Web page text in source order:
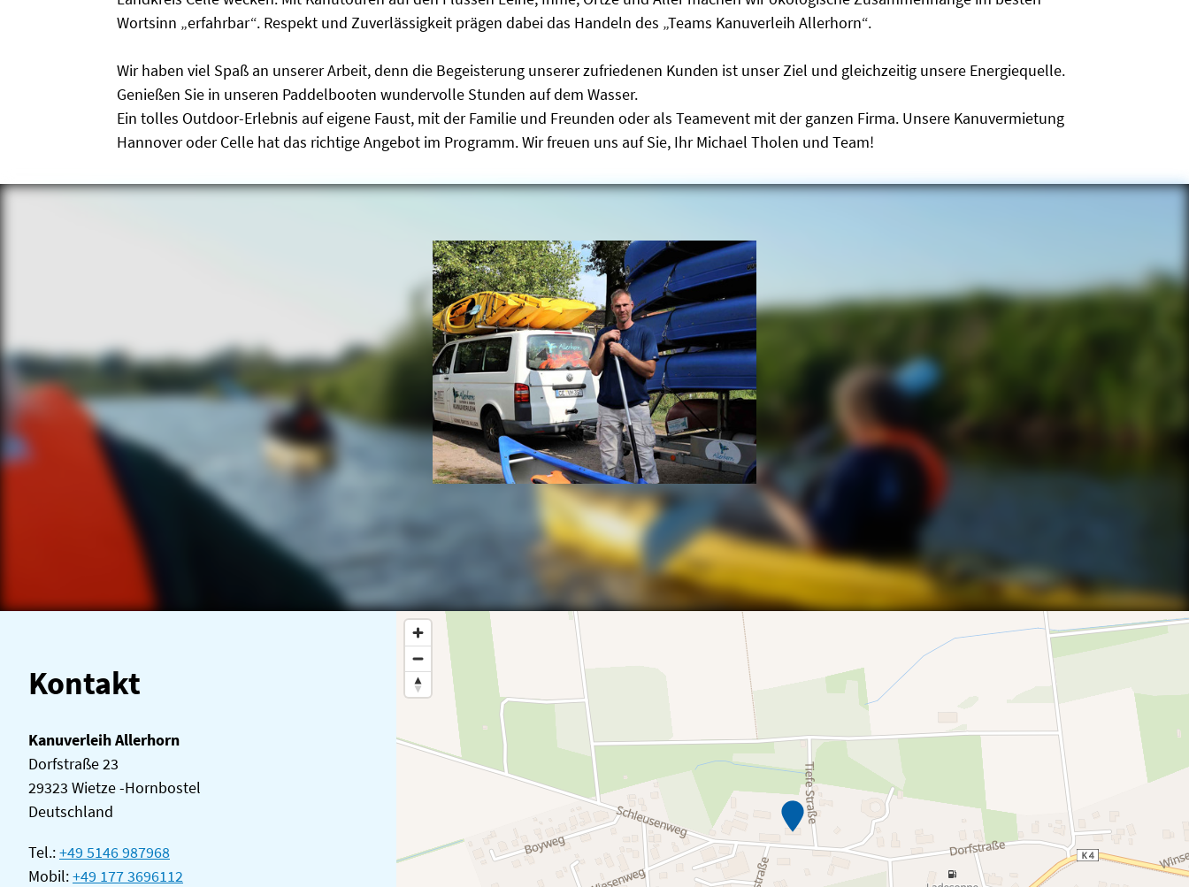
Wortsinn „erfahrbar“. Respekt und Zuverlässigkeit prägen dabei das Handeln des „Teams Kanuverleih Allerhorn“.
Wir haben viel Spaß an unserer Arbeit, denn die Begeisterung unserer zufriedenen Kunden ist unser Ziel und gleichzeitig unsere Energiequelle.
Genießen Sie in unseren Paddelbooten wundervolle Stunden auf dem Wasser.
Ein tolles Outdoor-Erlebnis auf eigene Faust, mit der Familie und Freunden oder als Teamevent mit der ganzen Firma. Unsere Kanuvermietung
Hannover oder Celle hat das richtige Angebot im Programm. Wir freuen uns auf Sie, Ihr Michael Tholen und Team!
Kontakt
Kanuverleih Allerhorn
Dorfstraße 23
29323 Wietze -Hornbostel
Deutschland
Tel.:+49 5146 987968
Mobil:+49 177 3696112